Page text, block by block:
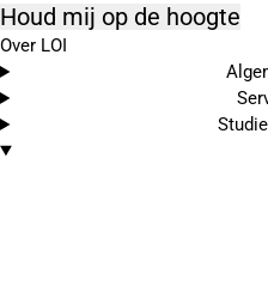
Houd mij op de hoogte
Over LOI